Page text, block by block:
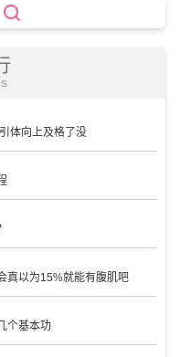
体向上及格了没
真以为15%就能有腹肌吧
个基本功